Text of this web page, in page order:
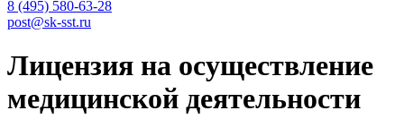
8 (495) 580-63-28
post@sk-sst.ru
Лицензия на осуществление
медицинской деятельности